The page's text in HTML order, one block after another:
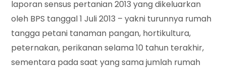
laporan sensus pertanian 2013 yang dikeluarkan
oleh BPS tanggal 1 Juli 2013 – yakni turunnya rumah
tangga petani tanaman pangan, hortikultura,
peternakan, perikanan selama 10 tahun terakhir,
sementara pada saat yang sama jumlah rumah